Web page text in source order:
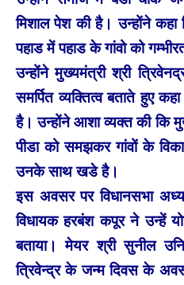
मिशाल पेश की है। उन्होंने कहा
पहाड में पहाड के गांवो को
उन्होंने मुख्यमंत्री श्री
समर्पित व्यक्तित्व बताते हुए
है। उन्होंने आशा व्यक्त की कि
पीडा को समझकर गांवों के
उनके साथ खडे है।
इस अवसर पर विधानसभा
विधायक हरबंश कपूर ने उन्हें
बताया। मेयर श्री सुनील
त्रिवेन्द्र के जन्म दिवस के